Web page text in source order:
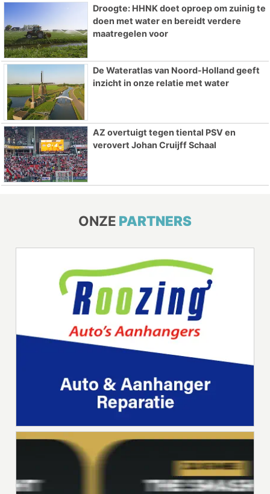
Droogte: HHNK doet oproep om zuinig te
doen met water en bereidt verdere
maatregelen voor
De Wateratlas van Noord-Holland geeft
inzicht in onze relatie met water
AZ overtuigt tegen tiental PSV en
verovert Johan Cruijff Schaal
ONZE PARTNERS